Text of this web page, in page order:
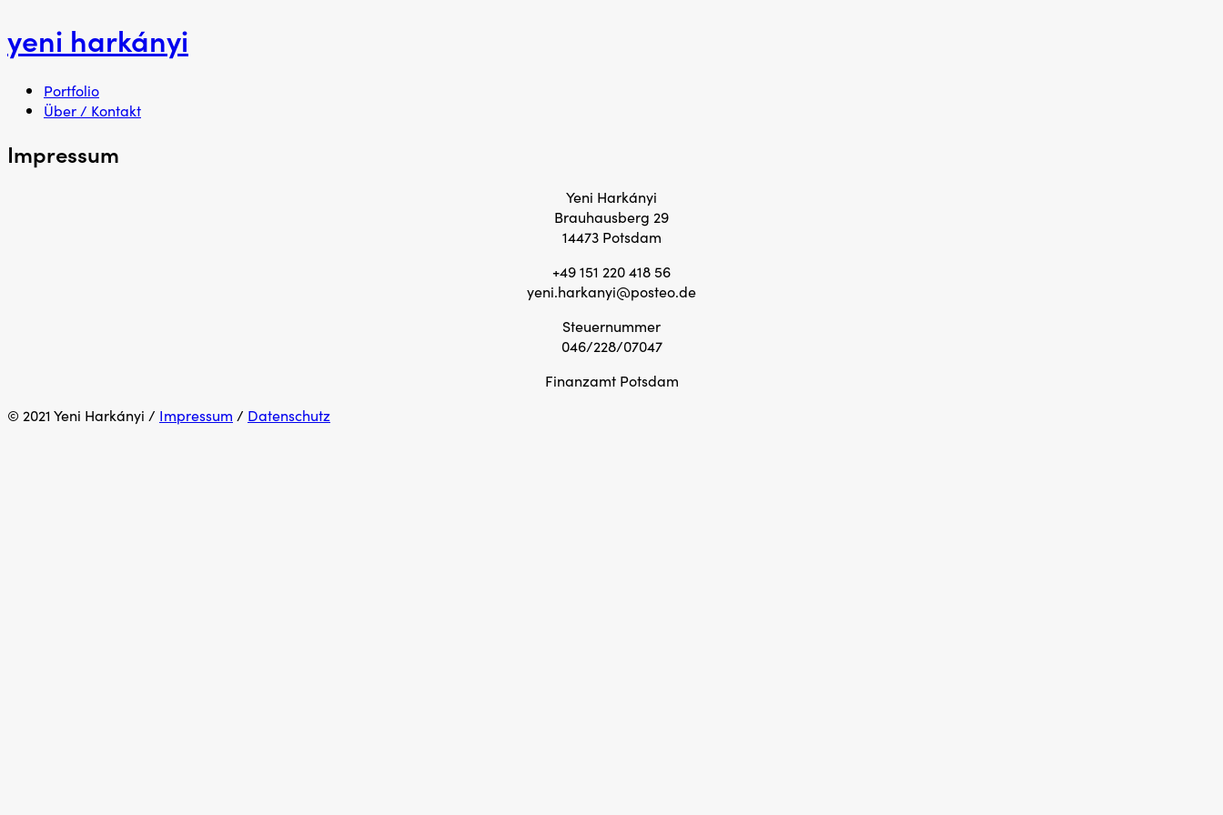
yeni harkányi
Menü
Zum
Inhalt
Portfolio
Über / Kontakt
Impressum
Yeni Harkányi
Brauhausberg 29
14473 Potsdam
+49 151 220 418 56
yeni.harkanyi@posteo.de
Steuernummer
046/228/07047
Finanzamt Potsdam
Widgets
© 2021 Yeni Harkányi / Impressum / Datenschutz